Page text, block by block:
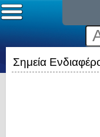
Σημεία